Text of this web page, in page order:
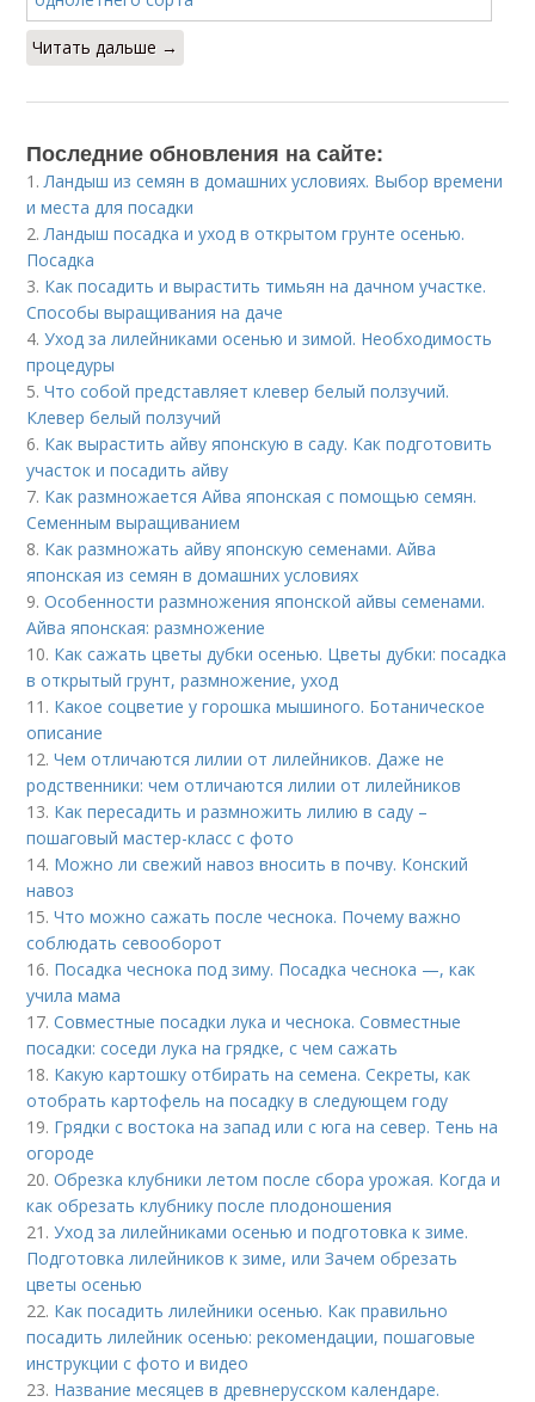
Читать дальше →
Последние обновления на сайте:
1. Ландыш из семян в домашних условиях. Выбор времени
и места для посадки
2. Ландыш посадка и уход в открытом грунте осенью.
Посадка
3. Как посадить и вырастить тимьян на дачном участке.
Способы выращивания на даче
4.Уход за лилейниками осенью и зимой. Необходимость
процедуры
5.Что собой представляет клевер белый ползучий.
Клевер белый ползучий
6. Как вырастить айву японскую в саду. Как подготовить
участок и посадить айву
7. Как размножается Айва японская с помощью семян.
Семенным выращиванием
8. Как размножать айву японскую семенами. Айва
японская из семян в домашних условиях
9.Особенности размножения японской айвы семенами.
Айва японская: размножение
10. Как сажать цветы дубки осенью. Цветы дубки: посадка
в открытый грунт, размножение, уход
11. Какое соцветие у горошка мышиного. Ботаническое
описание
12.Чем отличаются лилии от лилейников. Даже не
родственники: чем отличаются лилии от лилейников
13. Как пересадить и размножить лилию в саду –
пошаговый мастер-класс с фото
14. Можно ли свежий навоз вносить в почву. Конский
навоз
15.Что можно сажать после чеснока. Почему важно
соблюдать севооборот
16. Посадка чеснока под зиму. Посадка чеснока —, как
учила мама
17.Совместные посадки лука и чеснока. Совместные
посадки: соседи лука на грядке, с чем сажать
18. Какую картошку отбирать на семена. Секреты, как
отобрать картофель на посадку в следующем году
19. Грядки с востока на запад или с юга на север. Тень на
огороде
20.Обрезка клубники летом после сбора урожая. Когда и
как обрезать клубнику после плодоношения
21.Уход за лилейниками осенью и подготовка к зиме.
Подготовка лилейников к зиме, или Зачем обрезать
цветы осенью
22. Как посадить лилейники осенью. Как правильно
посадить лилейник осенью: рекомендации, пошаговые
инструкции с фото и видео
23. Название месяцев в древнерусском календаре.